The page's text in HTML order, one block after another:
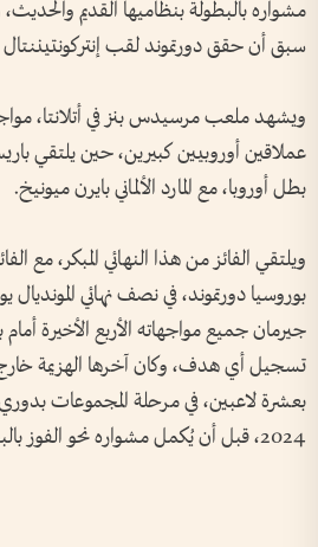
سبق أن حقق دورتموند لقب إنتركونتيننتال في
ويشهد ملعب مرسيدس بنز في أتلانتا،
عملاقين أوروبيين كبيرين، حين يلتقي
بطل أوروبا، مع المارد الألماني بايرن ميونيخ.
ويلتقي الفائز من هذا النهائي المبكر، مع
جيرمان جميع مواجهاته الأربع الأخيرة
تسجيل أي هدف، وكان آخرها الهزيمة
بعشرة لاعبين، في مرحلة المجموعات بدوري
2024، قبل أن يُكمل مشواره نحو الفوز بالبطولة لأول مرة في تاريخه.